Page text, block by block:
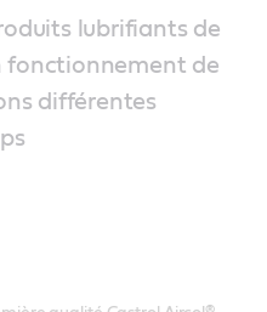
lubrifiants de
fonctionnement de
différentes